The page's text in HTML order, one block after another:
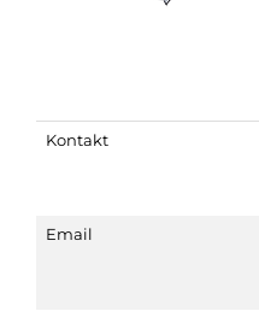
Kontakt
Email